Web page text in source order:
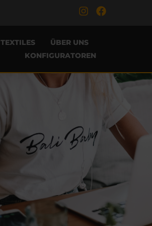
TEXTILES
ÜBER UNS
KONFIGURATOREN